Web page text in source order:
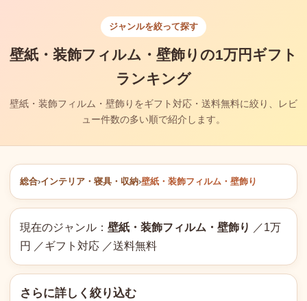
ジャンルを絞って探す
壁紙・装飾フィルム・壁飾りの1万円ギフト
ランキング
壁紙・装飾フィルム・壁飾りをギフト対応・送料無料に絞り、レビ
ュー件数の多い順で紹介します。
総合›インテリア・寝具・収納›壁紙・装飾フィルム・壁飾り
現在のジャンル： 壁紙・装飾フィルム・壁飾り
／1万
円 ／ギフト対応 ／送料無料
さらに詳しく絞り込む